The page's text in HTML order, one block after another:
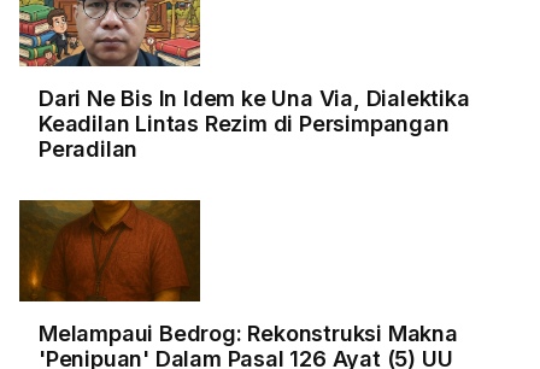
Dari Ne Bis In Idem ke Una Via, Dialektika
Keadilan Lintas Rezim di Persimpangan
Peradilan
Melampaui Bedrog: Rekonstruksi Makna
'Penipuan' Dalam Pasal 126 Ayat (5) UU